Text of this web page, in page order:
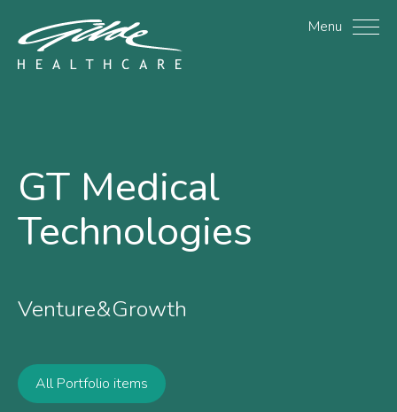
GT Medical Menu
GT Medical
Technologies
Venture&Growth
All Portfolio items